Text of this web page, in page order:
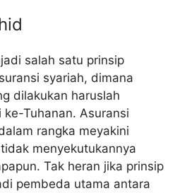
salah satu prinsip
syariah, dimana
dilakukan haruslah
ke-Tuhanan. Asuransi
rangka meyakini
menyekutukannya
Tak heran jika prinsip
pembeda utama antara